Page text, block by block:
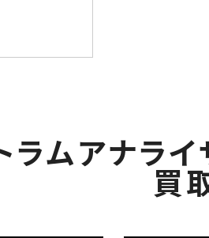
ラムアナラ
買